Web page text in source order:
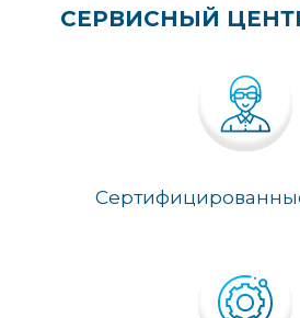
СЕРВИСНЫЙ